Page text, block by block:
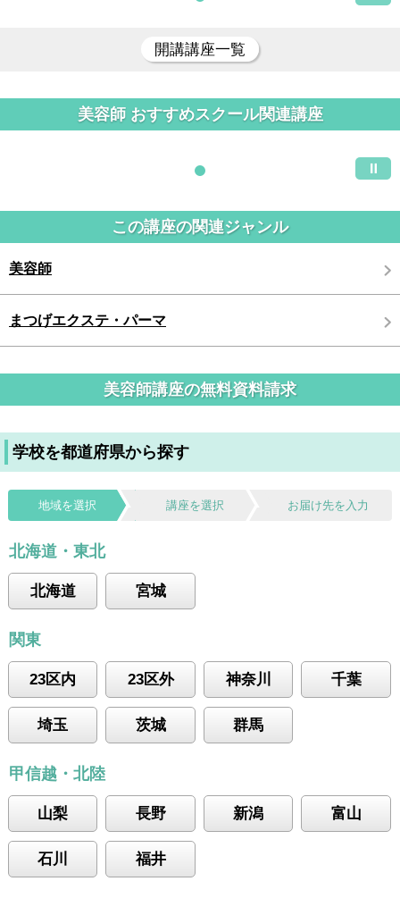
開講講座一覧
美容師 おすすめスクール関連講座
この講座の関連ジャンル
美容師
まつげエクステ・パーマ
美容師講座の無料資料請求
学校を都道府県から探す
地域を選択 講座を選択 お届け先を入力
北海道・東北
北海道 宮城
関東
23区内 23区外 神奈川 千葉
埼玉 茨城 群馬
甲信越・北陸
山梨 長野 新潟 富山
石川 福井